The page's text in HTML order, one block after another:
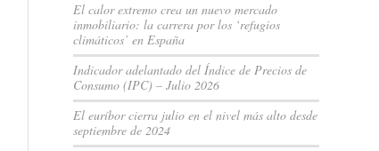
El calor extremo crea un nuevo mercado
inmobiliario: la carrera por los ‘refugios
climáticos’ en España
Indicador adelantado del Índice de Precios de
Consumo (IPC) – Julio 2026
El euríbor cierra julio en el nivel más alto desde
septiembre de 2024